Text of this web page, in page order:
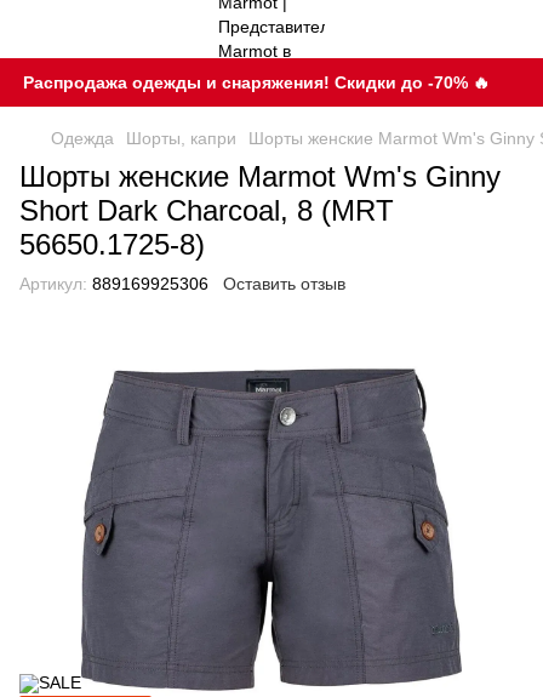
Распродажа одежды и снаряжения! Скидки до -70% 🔥
Одежда Шорты, капри Шорты женские Marmot Wm's
Шорты женские Marmot Wm's Ginny
Short Dark Charcoal, 8 (MRT
56650.1725-8)
Артикул: 889169925306 Оставить отзыв